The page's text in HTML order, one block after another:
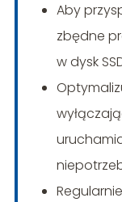
Aby
zbędne
w dysk